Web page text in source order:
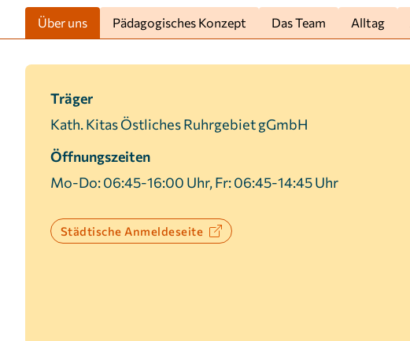
Über uns Pädagogisches Konzept Das Team Alltag
Träger
Kath. Kitas Östliches Ruhrgebiet gGmbH
Öffnungszeiten
Mo-Do: 06:45-16:00 Uhr, Fr: 06:45-14:45 Uhr
Städtische Anmeldeseite
verwendet, um personalisierte Werbung
anzuzeigen. Sie tun dies, indem sie Besucher über
Facebook Pixel
Name: _fbp
Anbieter: Facebook
Zweck:
Anzeigen von personalisierter
Leistung von Werbekampagnen.
Cookie
3 Monate